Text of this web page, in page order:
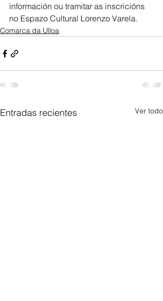
información ou tramitar as inscricións
no Espazo Cultural Lorenzo Varela.
Comarca da Ulloa
Entradas recientes Ver todo